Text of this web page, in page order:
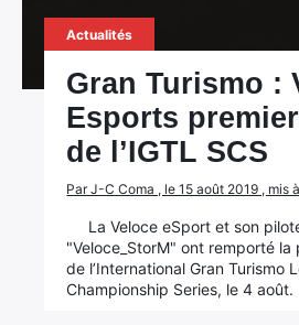
Actualités
Gran Turismo :
Esports
de l’IGTL SCS
Par J-C Coma , le 15 août 2019 , mis
La Veloce eSport et son
"Veloce_StorM" ont remporté la
de l’International Gran Turismo
Championship Series, le 4 août.